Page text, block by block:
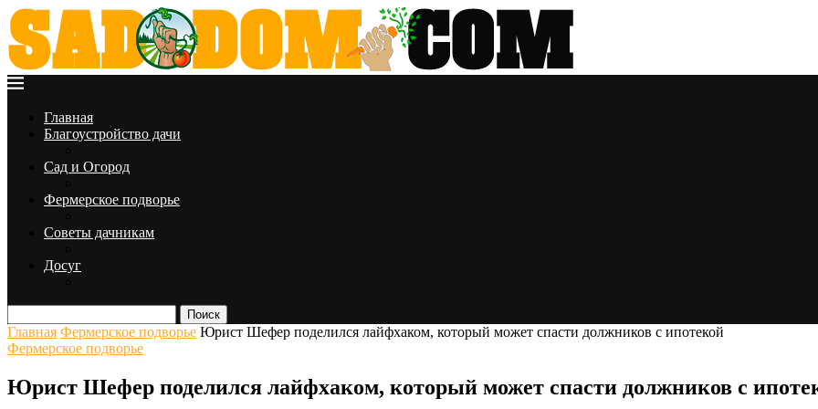
Главная
Благоустройство дачи
Сад и Огород
Фермерское подворье
Советы дачникам
Досуг
Поиск
Главная Фермерское подворье Юрист Шефер поделился лайфхаком, который может спасти должников с ипотекой
Фермерское подворье
Юрист Шефер поделился лайфхаком, который может спасти должников с